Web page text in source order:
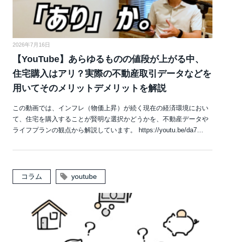
2026年7月16日
【YouTube】あらゆるものの値段が上がる中、
住宅購入はアリ？実際の不動産取引データなどを
用いてそのメリットデメリットを解説
この動画では、インフレ（物価上昇）が続く現在の経済環境におい
て、住宅を購入することが賢明な選択かどうかを、不動産データや
ライフプランの観点から解説しています。 https://youtu.be/da7…
コラム youtube